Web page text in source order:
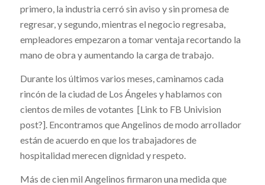
primero, la industria cerró sin aviso y sin promesa de
regresar, y segundo, mientras el negocio regresaba,
empleadores empezaron a tomar ventaja recortando la
mano de obra y aumentando la carga de trabajo.
Durante los últimos varios meses, caminamos cada
rincón de la ciudad de Los Ángeles y hablamos con
cientos de miles de votantes [Link to FB Univision
post?]. Encontramos que Angelinos de modo arrollador
están de acuerdo en que los trabajadores de
hospitalidad merecen dignidad y respeto.
Más de cien mil Angelinos firmaron una medida que